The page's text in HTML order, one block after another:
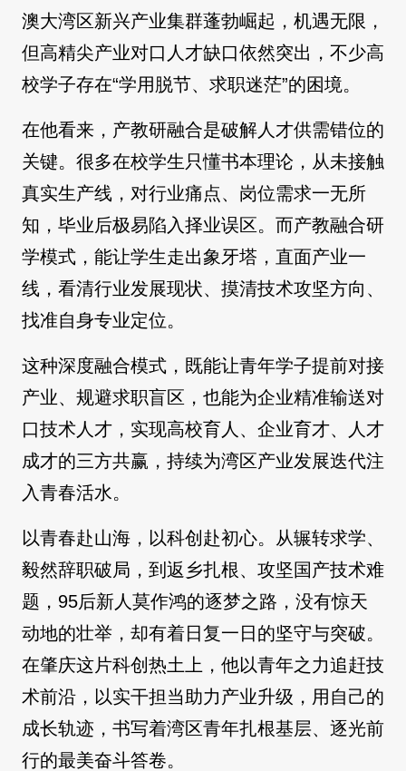
澳大湾区新兴产业集群蓬勃崛起，机遇无限，
但高精尖产业对口人才缺口依然突出，不少高
校学子存在“学用脱节、求职迷茫”的困境。
在他看来，产教研融合是破解人才供需错位的
关键。很多在校学生只懂书本理论，从未接触
真实生产线，对行业痛点、岗位需求一无所
知，毕业后极易陷入择业误区。而产教融合研
学模式，能让学生走出象牙塔，直面产业一
线，看清行业发展现状、摸清技术攻坚方向、
找准自身专业定位。
这种深度融合模式，既能让青年学子提前对接
产业、规避求职盲区，也能为企业精准输送对
口技术人才，实现高校育人、企业育才、人才
成才的三方共赢，持续为湾区产业发展迭代注
入青春活水。
以青春赴山海，以科创赴初心。从辗转求学、
毅然辞职破局，到返乡扎根、攻坚国产技术难
题，95后新人莫作鸿的逐梦之路，没有惊天
动地的壮举，却有着日复一日的坚守与突破。
在肇庆这片科创热土上，他以青年之力追赶技
术前沿，以实干担当助力产业升级，用自己的
成长轨迹，书写着湾区青年扎根基层、逐光前
行的最美奋斗答卷。